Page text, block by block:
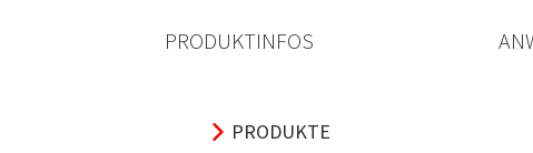
PRODUKTINFOS
PRODUKTE